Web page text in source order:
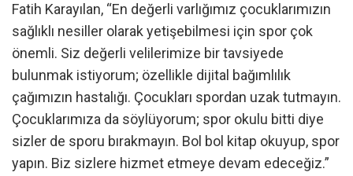
Fatih Karayılan, “En değerli varlığımız çocuklarımızın
sağlıklı nesiller olarak yetişebilmesi için spor çok
önemli. Siz değerli velilerimize bir tavsiyede
bulunmak istiyorum; özellikle dijital bağımlılık
çağımızın hastalığı. Çocukları spordan uzak tutmayın.
Çocuklarımıza da söylüyorum; spor okulu bitti diye
sizler de sporu bırakmayın. Bol bol kitap okuyup, spor
yapın. Biz sizlere hizmet etmeye devam edeceğiz.”